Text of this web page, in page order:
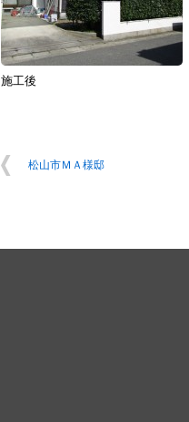
施工後
松山市ＭＡ様邸